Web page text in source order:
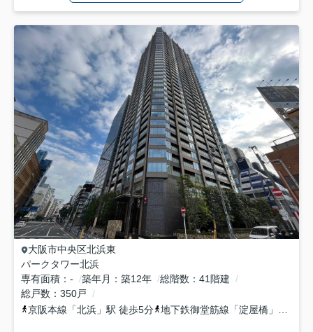
大阪市中央区北浜東
パークタワー北浜
専有面積
- 築年月 築12年 総階数
41階建
総戸数
350戸
京阪本線 「北浜 」駅 徒歩5分 地下鉄御堂筋線 「淀屋橋 」駅 徒歩11分